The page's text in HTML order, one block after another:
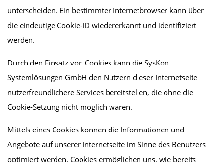
unterscheiden. Ein bestimmter Internetbrowser kann über
die eindeutige Cookie-ID wiedererkannt und identifiziert
werden.
Durch den Einsatz von Cookies kann die SysKon
Systemlösungen GmbH den Nutzern dieser Internetseite
nutzerfreundlichere Services bereitstellen, die ohne die
Cookie-Setzung nicht möglich wären.
Mittels eines Cookies können die Informationen und
Angebote auf unserer Internetseite im Sinne des Benutzers
optimiert werden. Cookies ermöglichen uns, wie bereits